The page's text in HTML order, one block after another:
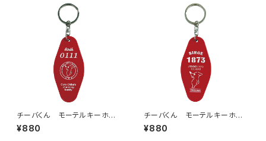
チーバくん モーテルキーホル
ダー design2
¥880
チーバくん モーテルキーホル
ダー design1
¥880